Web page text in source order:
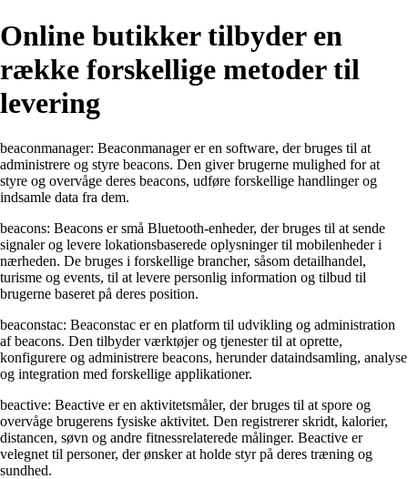
Online butikker tilbyder en
række forskellige metoder til
levering
beaconmanager: Beaconmanager er en software, der bruges til at
administrere og styre beacons. Den giver brugerne mulighed for at
styre og overvåge deres beacons, udføre forskellige handlinger og
indsamle data fra dem.
beacons: Beacons er små Bluetooth-enheder, der bruges til at sende
signaler og levere lokationsbaserede oplysninger til mobilenheder i
nærheden. De bruges i forskellige brancher, såsom detailhandel,
turisme og events, til at levere personlig information og tilbud til
brugerne baseret på deres position.
beaconstac: Beaconstac er en platform til udvikling og administration
af beacons. Den tilbyder værktøjer og tjenester til at oprette,
konfigurere og administrere beacons, herunder dataindsamling, analyse
og integration med forskellige applikationer.
beactive: Beactive er en aktivitetsmåler, der bruges til at spore og
overvåge brugerens fysiske aktivitet. Den registrerer skridt, kalorier,
distancen, søvn og andre fitnessrelaterede målinger. Beactive er
velegnet til personer, der ønsker at holde styr på deres træning og
sundhed.